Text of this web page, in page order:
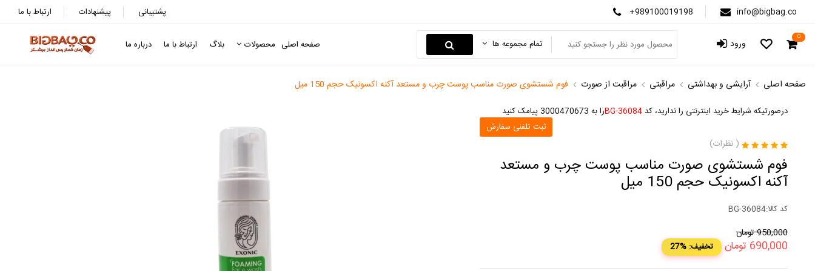
ارتباط با ما پیشنهادات پشتیبانی +989100019198 info@bigbag.co
صفحه اصلی محصولات بلاگ ارتباط با ما درباره ما تمام مجموعه ها ورود 0
صفحه اصلی آرایشی و بهداشتی مراقبتی مراقبت از صورت فوم شستشوی صورت مناسب پوست چرب و مستعد آکنه اکسونیک حجم 150 میل
درصورتیکه شرایط خرید اینترنتی را ندارید، کدBG-36084را به 3000470673 پیامک کنید
ثبت تلفنی سفارش
( نظرات)
فوم شستشوی صورت مناسب پوست چرب و مستعد
آکنه اکسونیک حجم 150 میل
کد کالا:BG-36084
950,000تومان
690,000 تومان 27% :تخفیف